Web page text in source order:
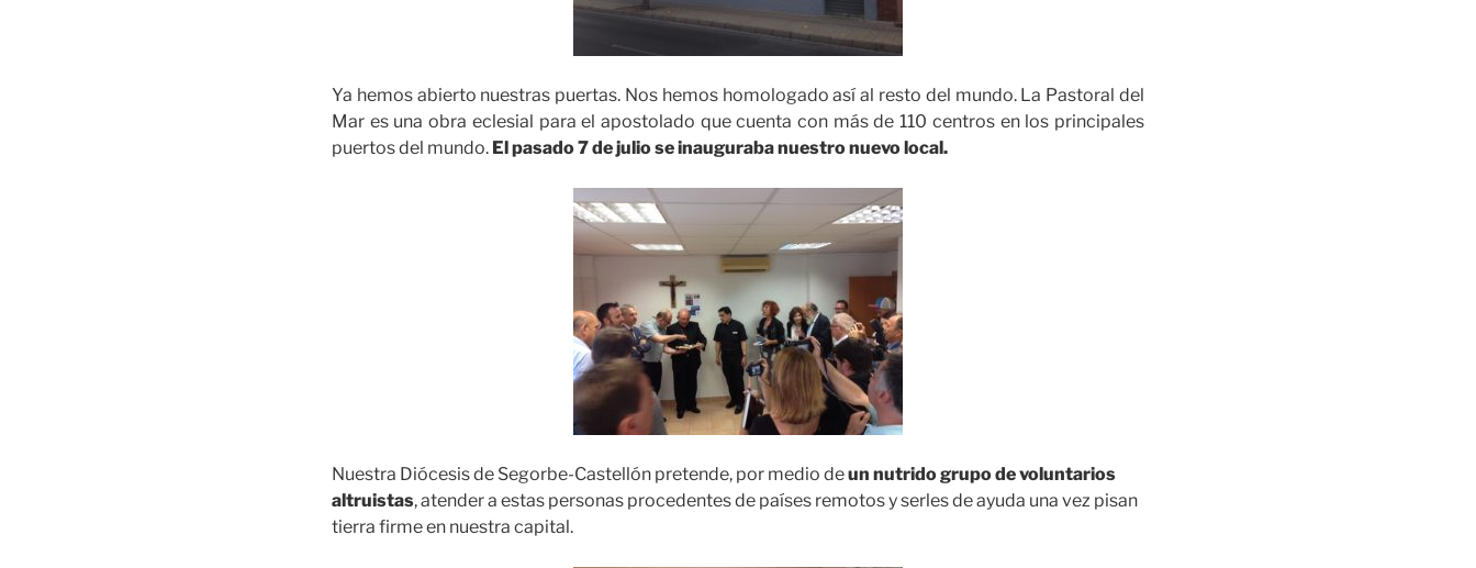
Ya hemos abierto nuestras puertas. Nos hemos homologado así al resto del mundo. La Pastoral del
Mar es una obra eclesial para el apostolado que cuenta con más de 110 centros en los principales
puertos del mundo. El pasado 7 de julio se inauguraba nuestro nuevo local.
Nuestra Diócesis de Segorbe-Castellón pretende, por medio deun nutrido grupo de voluntarios
altruistas, atender a estas personas procedentes de países remotos y serles de ayuda una vez pisan
tierra firme en nuestra capital.